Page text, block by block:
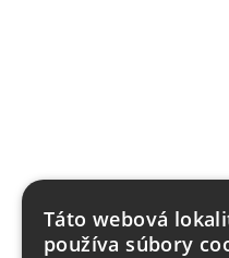
Táto webová
používa súbory